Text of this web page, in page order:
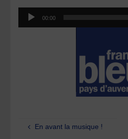
Lecteur
audio
00:00
En avant la musique !